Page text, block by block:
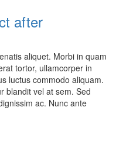
after
aliquet. Morbi in quam
tortor, ullamcorper in
luctus commodo aliquam.
blandit vel at sem. Sed
ac. Nunc ante